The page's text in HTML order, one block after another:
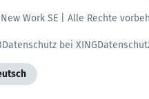
Work SE | Alle Rechte
Datenschutz bei XING